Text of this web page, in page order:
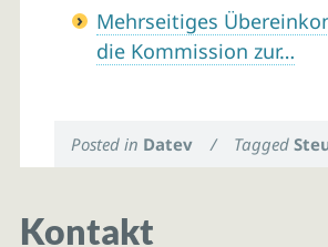
Mehrseitiges
die Kommission zur…
Posted in Datev / Tagged
Kontakt